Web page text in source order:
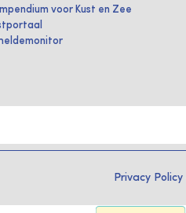
voor Kust en Zee
Privacy Policy